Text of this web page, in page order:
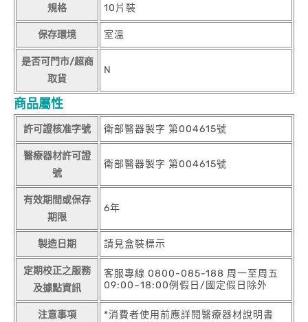
規格 10片裝
保存環境 室溫
是否可門市/超商
取貨
N
商品屬性
許可證核准字號 衛部醫器製字 第004615號
醫療器材許可證
號
衛部醫器製字 第004615號
有效期間或保存
期限
6年
製造日期 請見盒裝標示
定期校正之服務
及據點資訊
客服專線 0800-085-188 周一至周五
09:00~18:00例假日/國定假日除外
注意事項 *消費者使用前應詳閱醫療器材說明書